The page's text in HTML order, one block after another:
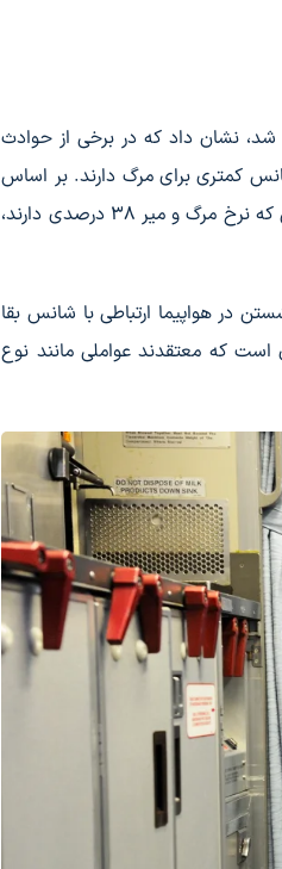
انجام شد، نشان داد که در برخی از حوادث
کمتری برای مرگ دارند. بر اساس
این تحقیق، صندلی‌های قسمت پشتی هواپیما با میزان مرگ و میر 32 درصد، از صندلی‌های جلویی که نرخ مرگ و میر 38 درصدی دارند،
در هواپیما ارتباطی با شانس بقا
است که معتقدند عواملی مانند نوع